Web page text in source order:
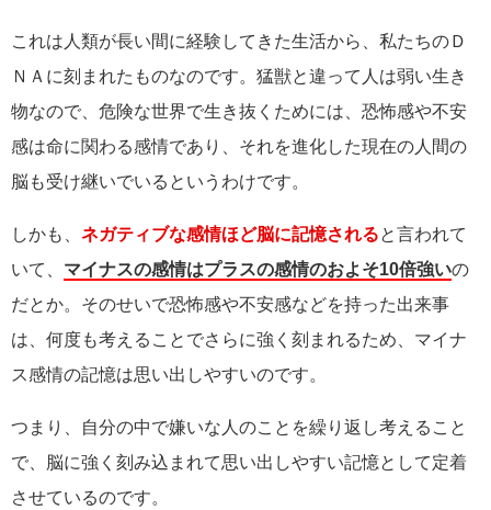
これは人類が長い間に経験してきた生活から、私たちのＤ
ＮＡに刻まれたものなのです。猛獣と違って人は弱い生き
物なので、危険な世界で生き抜くためには、恐怖感や不安
感は命に関わる感情であり、それを進化した現在の人間の
脳も受け継いでいるというわけです。
しかも、 ネガティブな感情ほど脳に記憶されると言われて
いて、 マイナスの感情はプラスの感情のおよそ10倍強いの
だとか。そのせいで恐怖感や不安感などを持った出来事
は、何度も考えることでさらに強く刻まれるため、マイナ
ス感情の記憶は思い出しやすいのです。
つまり、自分の中で嫌いな人のことを繰り返し考えること
で、脳に強く刻み込まれて思い出しやすい記憶として定着
させているのです。